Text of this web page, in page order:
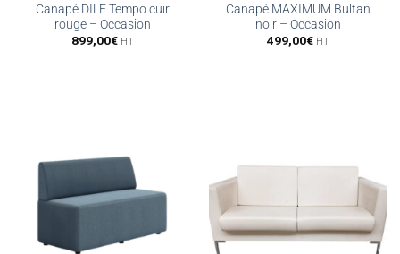
Canapé DILE Tempo cuir
rouge – Occasion
899,00€ HT
Canapé MAXIMUM Bultan
noir – Occasion
499,00€ HT